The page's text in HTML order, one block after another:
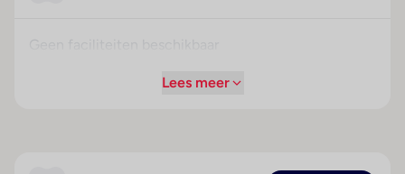
Lees meer